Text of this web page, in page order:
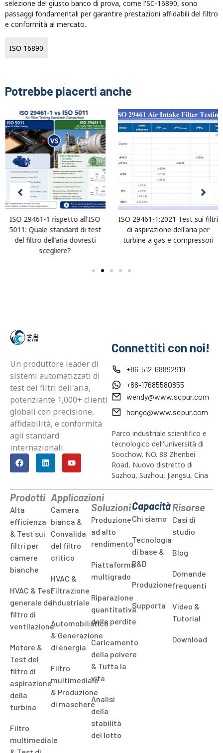
selezione del giusto banco di prova, come l'SC-16890, sono
passaggi fondamentali per garantire prestazioni affidabili del filtro
e conformità al mercato.
ISO 16890
Potrebbe piacerti anche
ISO 29461-1 rispetto all'ISO
5011: Quale standard di test
del filtro dell'aria dovresti
scegliere?
ISO 29461-1:2021 Test sui filtri
di aspirazione dell'aria per
turbine a gas e compressori
Un produttore leader di
sistemi automatizzati di
test dei filtri dell'aria,
potenziante 1,000+ clienti
globali con precisione,
affidabilità, e conformità
agli standard
internazionali.
Connettiti con noi!
+86-512-68892919
+86-17685580855
wendy@www.scpur.com
hongc@www.scpur.com
Parco industriale scientifico e
tecnologico dell'Università di
Soochow, NO. 88 Zhenbei
Road, Nuovo distretto di
Suzhou, Suzhou, Jiangsu, Cina
Prodotti
Alta
efficienza
& Test sui
filtri per
camere
bianche
HVAC & Test
generale del
filtro di
ventilazione
Motore &
Test del
filtro di
aspirazione
della
turbina
Filtro
multimediale
Applicazioni
Camera
bianca &
Convalida
del filtro
critico
HVAC &
Filtrazione
industriale
Automobilistico
& Generazione
di energia
Filtro
multimediale
& Produzione
di maschere
Soluzioni
Produzione
ad alto
rendimento
Piattaforma
multigrado
Riparazione
quantitativa
delle perdite
Caricamento
della polvere
& Tutta la
vita
Analisi
della
stabilità
del lotto
Capacità
Chi siamo
Tecnologia
di base &
R&D
Produzione
Supporta
Risorse
Casi di
studio
Blog
Domande
frequenti
Video &
Tutorial
Download